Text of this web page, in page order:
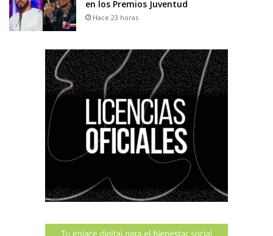
en los Premios Juventud
Hace 23 horas